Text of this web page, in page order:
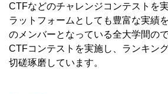
CTFなどのチャレンジコンテストを
ラットフォームとしても豊富な実績
のメンバーとなっている全大学間の
CTFコンテストを実施し、ランキン
切磋琢磨しています。